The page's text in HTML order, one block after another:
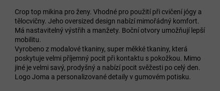
Crop top mikina pro ženy. Vhodné pro použití při cvičení jógy a
tělocvičny. Jeho oversized design nabízí mimořádný komfort.
Má nastavitelný výstřih a manžety. Boční otvory umožňují lepší
mobilitu.
Vyrobeno z modalové tkaniny, super měkké tkaniny, která
poskytuje velmi příjemný pocit při kontaktu s pokožkou. Mimo
jiné je velmi savý, prodyšný a nabízí pocit svěžesti po celý den.
Logo Joma a personalizované detaily v gumovém potisku.